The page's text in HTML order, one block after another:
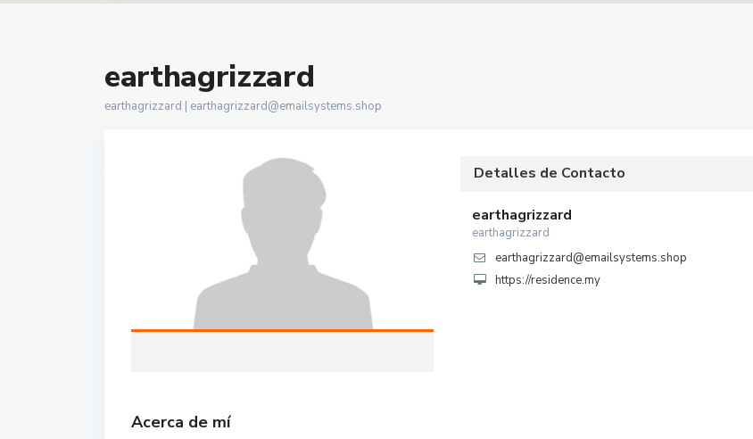
earthagrizzard
earthagrizzard | earthagrizzard@emailsystems.shop
Detalles de Contacto
earthagrizzard
earthagrizzard
earthagrizzard@emailsystems.shop
https://residence.my
Acerca de mí